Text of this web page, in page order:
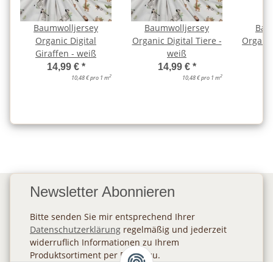
Baumwolljersey
Organic Digital
Giraffen - weiß
14,99 € *
10,48 € pro 1 m2
Baumwolljersey
Organic Digital Tiere -
weiß
14,99 € *
10,48 € pro 1 m2
Newsletter Abonnieren
Bitte senden Sie mir entsprechend Ihrer
Datenschutzerklärung regelmäßig und jederzeit
widerruflich Informationen zu Ihrem
Produktsortiment per E-Mail zu.